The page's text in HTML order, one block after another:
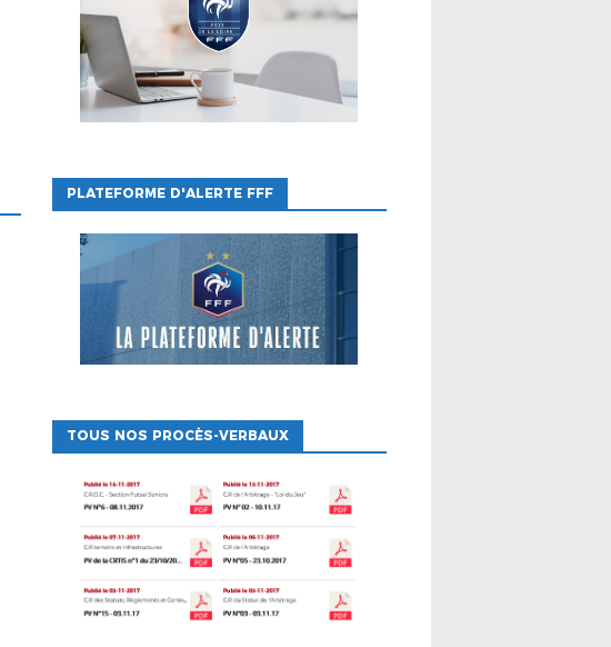
PLATEFORME D'ALERTE FFF
TOUS NOS PROCÈS-VERBAUX